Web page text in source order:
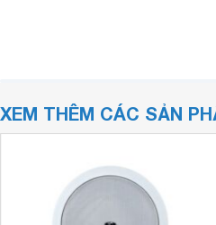
XEM THÊM CÁC SẢN